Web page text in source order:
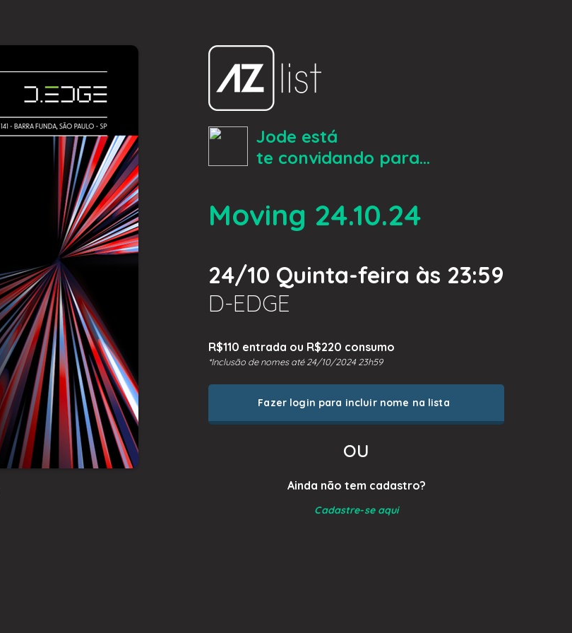
Jode está
te convidando para...
Moving 24.10.24
24/10 Quinta-feira às 23:59
D-EDGE
R$110 entrada ou R$220 consumo
*Inclusão de nomes até 24/10/2024 23h59
Fazer login para incluir nome na lista
ou
Ainda não tem cadastro?
Cadastre-se aqui